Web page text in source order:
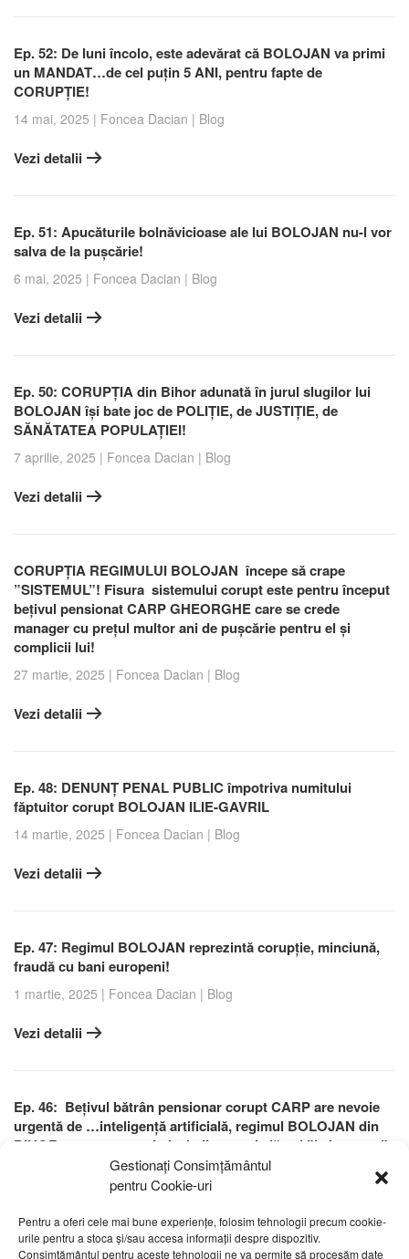
Gestionați Consimțământul
pentru Cookie-uri
Pentru a oferi cele mai bune experiențe, folosim tehnologii precum cookie-
urile pentru a stoca și/sau accesa informații despre dispozitiv.
Consimțământul pentru aceste tehnologii ne va permite să procesăm date
Ep. 52: De luni încolo, este adevărat că BOLOJAN va primi
un MANDAT…de cel puțin 5 ANI, pentru fapte de
CORUPȚIE!
14 mai, 2025 | Foncea Dacian | Blog
Vezi detalii
Ep. 51: Apucăturile bolnăvicioase ale lui BOLOJAN nu-l vor
salva de la pușcărie!
6 mai, 2025 | Foncea Dacian | Blog
Vezi detalii
Ep. 50: CORUPȚIA din Bihor adunată în jurul slugilor lui
BOLOJAN își bate joc de POLIȚIE, de JUSTIȚIE, de
SĂNĂTATEA POPULAȚIEI!
7 aprilie, 2025 | Foncea Dacian | Blog
Vezi detalii
CORUPȚIA REGIMULUI BOLOJAN începe să crape
”SISTEMUL”! Fisura sistemului corupt este pentru început
bețivul pensionat CARP GHEORGHE care se crede
manager cu prețul multor ani de pușcărie pentru el și
complicii lui!
27 martie, 2025 | Foncea Dacian | Blog
Vezi detalii
Ep. 48: DENUNȚ PENAL PUBLIC împotriva numitului
făptuitor corupt BOLOJAN ILIE-GAVRIL
14 martie, 2025 | Foncea Dacian | Blog
Vezi detalii
Ep. 47: Regimul BOLOJAN reprezintă corupție, minciună,
fraudă cu bani europeni!
1 martie, 2025 | Foncea Dacian | Blog
Vezi detalii
Ep. 46: Bețivul bătrân pensionar corupt CARP are nevoie
urgentă de …inteligență artificială, regimul BOLOJAN din
BIHOR reprezentat prin lacheii acestuia lăsați ”la butoane”
continuând să promoveze minciuna și promiscuitatea!
24 februarie, 2025|Foncea Dacian
Vezi detalii